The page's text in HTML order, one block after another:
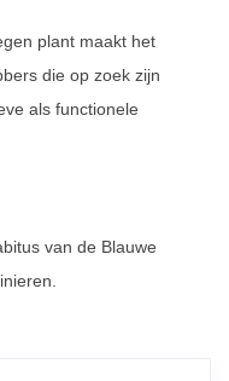
plant maakt het
die op zoek zijn
als functionele
van de Blauwe